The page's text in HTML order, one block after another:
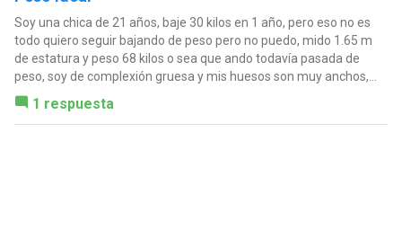
Soy una chica de 21 años, baje 30 kilos en 1 año, pero eso no es
todo quiero seguir bajando de peso pero no puedo, mido 1.65 m
de estatura y peso 68 kilos o sea que ando todavía pasada de
peso, soy de complexión gruesa y mis huesos son muy anchos,...
1 respuesta